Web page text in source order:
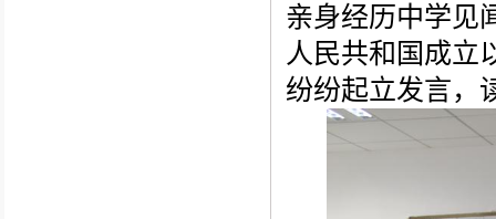
亲身经历中学见
人民共和国成立
纷纷起立